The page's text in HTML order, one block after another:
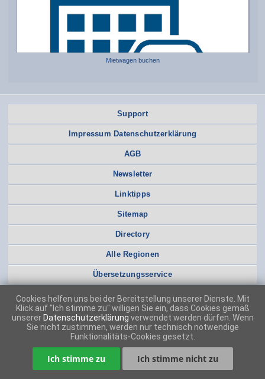
Mietwagen buchen
Support
Impressum Datenschutzerklärung
AGB
Newsletter
Linktipps
Sitemap
Directory
Alle Regionen
Übersetzungsservice
Cookies helfen uns bei der Bereitstellung unserer Dienste. Mit
Klick auf "Ich stimme zu" willigen Sie ein, dass Cookies gemäß
unserer Datenschutzerklärung verwendet werden dürfen. Wenn
Sie nicht zustimmen, werden nur technisch notwendige
Funktionalitäts-Cookies gesetzt.